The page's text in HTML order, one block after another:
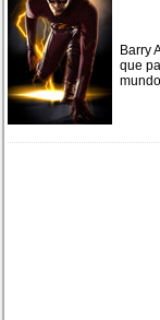
Barry
que
mundo.